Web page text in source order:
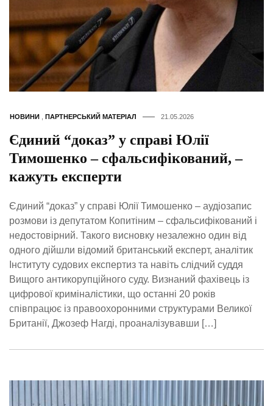
НОВИНИ ПАРТНЕРСЬКИЙ МАТЕРІАЛ 21.05.2026
Єдиний “доказ” у справі Юлії
Тимошенко – сфальсифікований, –
кажуть експерти
Єдиний “доказ” у справі Юлії Тимошенко – аудіозапис
розмови із депутатом Копитіним – сфальсифікований і
недостовірний. Такого висновку незалежно один від
одного дійшли відомий британський експерт, аналітик
Інституту судових експертиз та навіть слідчий суддя
Вищого антикорупційного суду. Визнаний фахівець із
цифрової криміналістики, що останні 20 років
співпрацює із правоохоронними структурами Великої
Британії, Джозеф Нагді, проаналізувавши […]